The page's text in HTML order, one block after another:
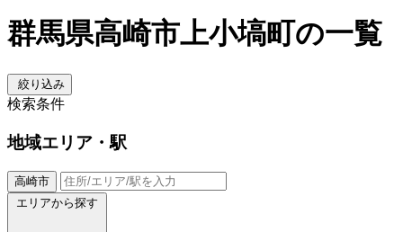
群馬県高崎市上小塙町の一覧
絞り込み
検索条件
地域エリア・駅
高崎市
エリアから探す